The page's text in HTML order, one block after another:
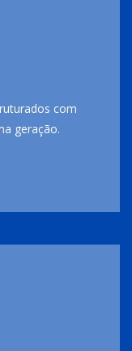
com
geração.